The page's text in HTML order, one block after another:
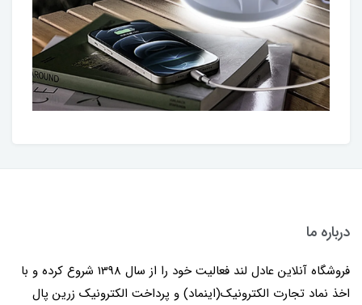
درباره ما
فروشگاه آنلاین عادل لند فعالیت خود را از سال 1398 شروع کرده و با
اخذ نماد تجارت الکترونیک(اینماد) و پرداخت الکترونیک زرین پال